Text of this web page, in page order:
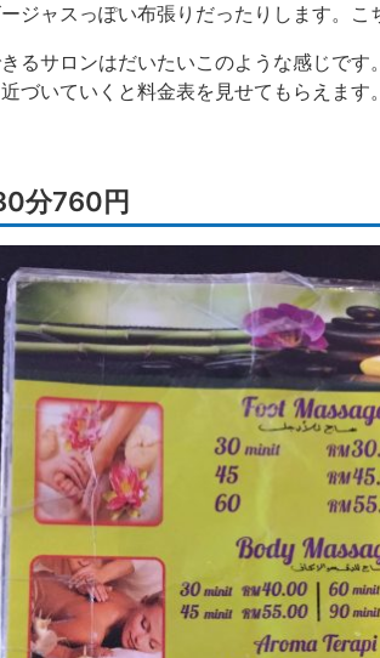
ジャスっぽい布張りだったりします。こ
るサロンはだいたいこのような感じで
づいていくと料金表を見せてもらえます。
分760円